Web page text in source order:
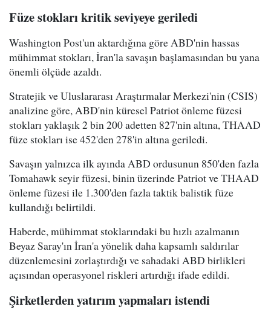
Füze stokları kritik seviyeye geriledi
Washington Post'un aktardığına göre ABD'nin hassas
mühimmat stokları, İran'la savaşın başlamasından bu yana
önemli ölçüde azaldı.
Stratejik ve Uluslararası Araştırmalar Merkezi'nin (CSIS)
analizine göre, ABD'nin küresel Patriot önleme füzesi
stokları yaklaşık 2 bin 200 adetten 827'nin altına, THAAD
füze stokları ise 452'den 278'in altına geriledi.
Savaşın yalnızca ilk ayında ABD ordusunun 850'den fazla
Tomahawk seyir füzesi, binin üzerinde Patriot ve THAAD
önleme füzesi ile 1.300'den fazla taktik balistik füze
kullandığı belirtildi.
Haberde, mühimmat stoklarındaki bu hızlı azalmanın
Beyaz Saray'ın İran'a yönelik daha kapsamlı saldırılar
düzenlemesini zorlaştırdığı ve sahadaki ABD birlikleri
açısından operasyonel riskleri artırdığı ifade edildi.
Şirketlerden yatırım yapmaları istendi